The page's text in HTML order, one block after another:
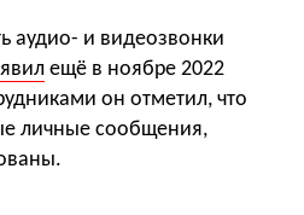
аудио- и видеозвонки
ещё в ноябре 2022
он отметил, что
личные сообщения,